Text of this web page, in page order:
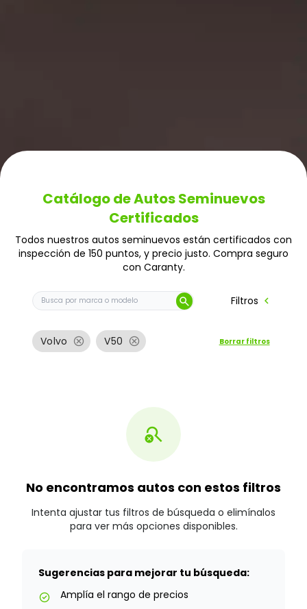
Catálogo de Autos Seminuevos
Certificados
Todos nuestros autos seminuevos están certificados con
inspección de 150 puntos, y precio justo. Compra seguro
con Caranty.
Buscar auto por marca o modelo
search Filtros chevron_left
Volvo cancel V50 cancel Borrar filtros
search_off
No encontramos autos con estos filtros
Intenta ajustar tus filtros de búsqueda o elimínalos
para ver más opciones disponibles.
Sugerencias para mejorar tu búsqueda:
check_circle Amplía el rango de precios